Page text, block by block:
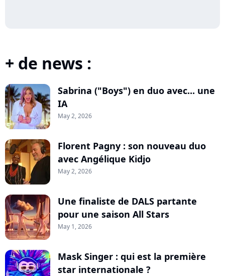
+ de news :
Sabrina ("Boys") en duo avec... une
IA
May 2, 2026
Florent Pagny : son nouveau duo
avec Angélique Kidjo
May 2, 2026
Une finaliste de DALS partante
pour une saison All Stars
May 1, 2026
Mask Singer : qui est la première
star internationale ?